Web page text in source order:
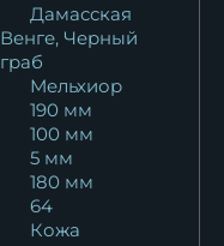
Дамасская
Венге, Черный
граб
Мельхиор
190 мм
100 мм
5 мм
180 мм
64
Кожа